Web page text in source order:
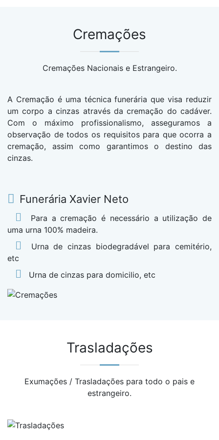
Cremações
Cremações Nacionais e Estrangeiro.
A Cremação é uma técnica funerária que visa reduzir
um corpo a cinzas através da cremação do cadáver.
Com o máximo profissionalismo, asseguramos a
observação de todos os requisitos para que ocorra a
cremação, assim como garantimos o destino das
cinzas.
Funerária Xavier Neto
Para a cremação é necessário a utilização de
uma urna 100% madeira.
Urna de cinzas biodegradável para cemitério,
etc
Urna de cinzas para domicilio, etc
Trasladações
Exumações / Trasladações para todo o pais e
estrangeiro.